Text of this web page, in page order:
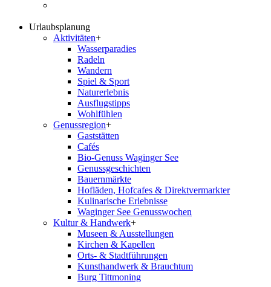
Urlaubsplanung
Aktivitäten+
Wasserparadies
Radeln
Wandern
Spiel & Sport
Naturerlebnis
Ausflugstipps
Wohlfühlen
Genussregion+
Gaststätten
Cafés
Bio-Genuss Waginger See
Genussgeschichten
Bauernmärkte
Hofläden, Hofcafes & Direktvermarkter
Kulinarische Erlebnisse
Waginger See Genusswochen
Kultur & Handwerk+
Museen & Ausstellungen
Kirchen & Kapellen
Orts- & Stadtführungen
Kunsthandwerk & Brauchtum
Burg Tittmoning